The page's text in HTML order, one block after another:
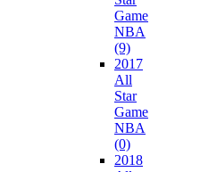
Game
NBA
(9)
2017
All
Star
Game
NBA
(0)
2018